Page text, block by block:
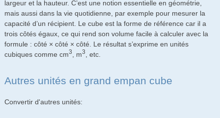
largeur et la hauteur. C’est une notion essentielle en géométrie,
mais aussi dans la vie quotidienne, par exemple pour mesurer la
capacité d’un récipient. Le cube est la forme de référence car il a
trois côtés égaux, ce qui rend son volume facile à calculer avec la
formule : côté × côté × côté. Le résultat s’exprime en unités
cubiques comme cm3 , m3 , etc.
Autres unités en grand empan cube
Convertir d'autres unités: